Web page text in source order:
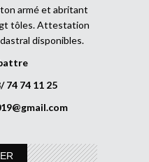
armé et abritant
tôles. Attestation
disponibles.
74 74 11 25